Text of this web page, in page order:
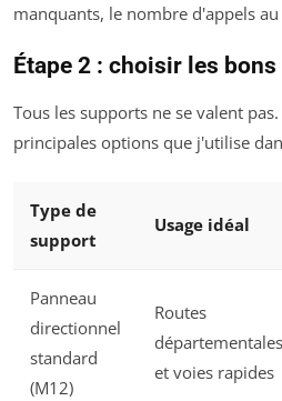
manquants, le nombre d'appels
Étape 2 : choisir les
Tous les supports ne se valent
principales options que j'utilise
Type de
support
Usage idéal
Panneau
directionnel
standard
(M12)
Routes
départementales
et voies rapides